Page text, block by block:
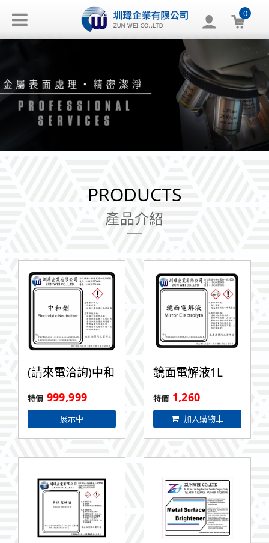
0
PRODUCTS
產品介紹
(請來電洽詢)中和
劑1L
999,999
展示中
鏡面電解液1L
1,260
加入購物車